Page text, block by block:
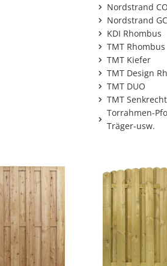
Nordstrand
Nordstrand
KDI Rhombus
TMT Rhombus
TMT Kiefer
TMT Design
TMT DUO
TMT Senkrecht
Torrahmen-
Träger-usw.